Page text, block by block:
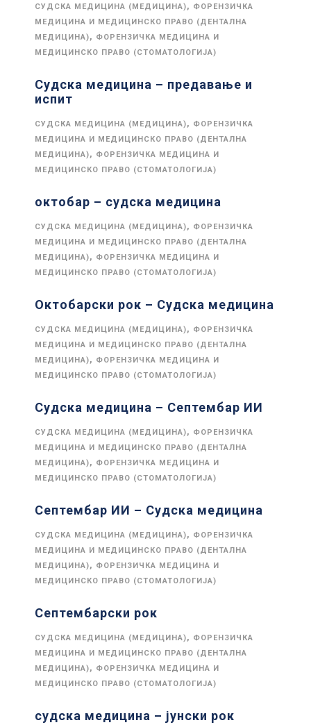
СУДСКА МЕДИЦИНА (МЕДИЦИНА), ФОРЕНЗИЧКА
МЕДИЦИНА И МЕДИЦИНСКО ПРАВО (ДЕНТАЛНА
МЕДИЦИНА), ФОРЕНЗИЧКА МЕДИЦИНА И
МЕДИЦИНСКО ПРАВО (СТОМАТОЛОГИЈА)
Судска медицина – предавање и
испит
СУДСКА МЕДИЦИНА (МЕДИЦИНА), ФОРЕНЗИЧКА
МЕДИЦИНА И МЕДИЦИНСКО ПРАВО (ДЕНТАЛНА
МЕДИЦИНА), ФОРЕНЗИЧКА МЕДИЦИНА И
МЕДИЦИНСКО ПРАВО (СТОМАТОЛОГИЈА)
октобар – судска медицина
СУДСКА МЕДИЦИНА (МЕДИЦИНА), ФОРЕНЗИЧКА
МЕДИЦИНА И МЕДИЦИНСКО ПРАВО (ДЕНТАЛНА
МЕДИЦИНА), ФОРЕНЗИЧКА МЕДИЦИНА И
МЕДИЦИНСКО ПРАВО (СТОМАТОЛОГИЈА)
Октобарски рок – Судска медицина
СУДСКА МЕДИЦИНА (МЕДИЦИНА), ФОРЕНЗИЧКА
МЕДИЦИНА И МЕДИЦИНСКО ПРАВО (ДЕНТАЛНА
МЕДИЦИНА), ФОРЕНЗИЧКА МЕДИЦИНА И
МЕДИЦИНСКО ПРАВО (СТОМАТОЛОГИЈА)
Судска медицина – Септембар ИИ
СУДСКА МЕДИЦИНА (МЕДИЦИНА), ФОРЕНЗИЧКА
МЕДИЦИНА И МЕДИЦИНСКО ПРАВО (ДЕНТАЛНА
МЕДИЦИНА), ФОРЕНЗИЧКА МЕДИЦИНА И
МЕДИЦИНСКО ПРАВО (СТОМАТОЛОГИЈА)
Септембар ИИ – Судска медицина
СУДСКА МЕДИЦИНА (МЕДИЦИНА), ФОРЕНЗИЧКА
МЕДИЦИНА И МЕДИЦИНСКО ПРАВО (ДЕНТАЛНА
МЕДИЦИНА), ФОРЕНЗИЧКА МЕДИЦИНА И
МЕДИЦИНСКО ПРАВО (СТОМАТОЛОГИЈА)
Септембарски рок
СУДСКА МЕДИЦИНА (МЕДИЦИНА), ФОРЕНЗИЧКА
МЕДИЦИНА И МЕДИЦИНСКО ПРАВО (ДЕНТАЛНА
МЕДИЦИНА), ФОРЕНЗИЧКА МЕДИЦИНА И
МЕДИЦИНСКО ПРАВО (СТОМАТОЛОГИЈА)
судска медицина – јунски рок